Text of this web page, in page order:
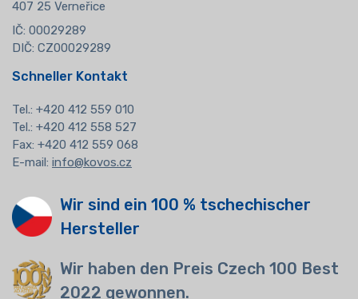
407 25 Verneřice
IČ: 00029289
DIČ: CZ00029289
Schneller Kontakt
Tel.: +420 412 559 010
Tel.: +420 412 558 527
Fax: +420 412 559 068
E-mail: info@kovos.cz
Wir sind ein 100 % tschechischer
Hersteller
Wir haben den Preis Czech 100 Best
2022 gewonnen.